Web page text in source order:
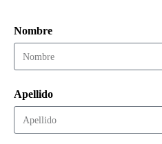
Nombre
Apellido